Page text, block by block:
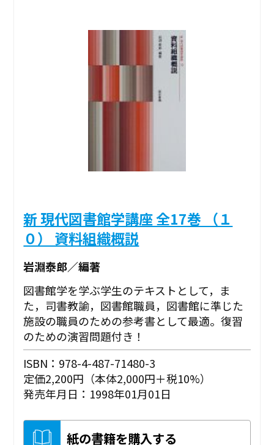
新 現代図書館学講座 全17巻 （１
０） 資料組織概説
岩淵泰郎／編著
図書館学を学ぶ学生のテキストとして，ま
た，司書教諭，図書館職員，図書館に準じた
施設の職員のための参考書として最適。復習
のための演習問題付き！
ISBN：978-4-487-71480-3
定価2,200円（本体2,000円＋税10%）
発売年月日：1998年01月01日
紙の書籍を購入する